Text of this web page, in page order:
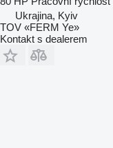
Ukrajina, Kyiv
TOV «FERM Ye»
Kontakt s dealerem